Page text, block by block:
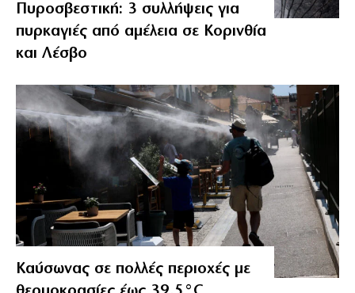
Πυροσβεστική: 3 συλλήψεις για
πυρκαγιές από αμέλεια σε Κορινθία
και Λέσβο
Καύσωνας σε πολλές περιοχές με